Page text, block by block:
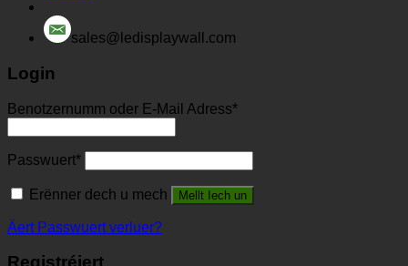
sales@ledisplaywall.com
Login
Benotzernumm oder E-Mail Adress*
Passwuert*
Erënner dech u mech Mellt Iech un
Äert Passwuert verluer?